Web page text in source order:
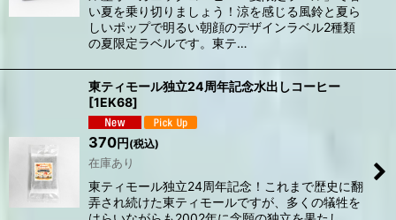
い夏を乗り切りましょう！涼を感じる風鈴と夏ら
しいポップで明るい朝顔のデザインラベル2種類
の夏限定ラベルです。東テ…
東ティモール独立24周年記念水出しコーヒー
[1EK68]
370円(税込)
在庫あり
東ティモール独立24周年記念！これまで歴史に翻
弄され続けた東ティモールですが、多くの犠牲を